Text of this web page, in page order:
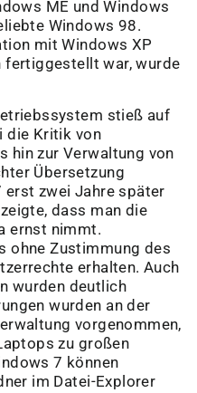
ME und Windows
Windows 98.
mit Windows XP
fertiggestellt war, wurde
stieß auf
die Kritik von
hin zur Verwaltung von
Übersetzung
erst zwei Jahre später
dass man die
ernst nimmt.
ohne Zustimmung des
erhalten. Auch
wurden deutlich
wurden an der
vorgenommen,
zu großen
7 können
im Datei-Explorer